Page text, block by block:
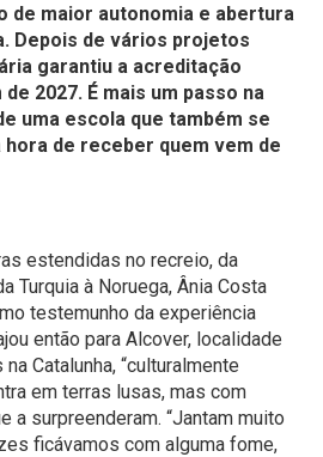
de maior autonomia e abertura
Depois de vários projetos
garantiu a acreditação
2027. É mais um passo na
uma escola que também se
de receber quem vem de
estendidas no recreio, da
Turquia à Noruega, Ânia Costa
testemunho da experiência
então para Alcover, localidade
Catalunha, “culturalmente
em terras lusas, mas com
a surpreenderam. “Jantam muito
ficávamos com alguma fome,